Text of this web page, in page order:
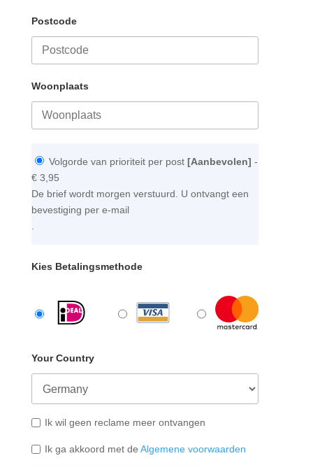
Postcode
Woonplaats
Volgorde van prioriteit per post [Aanbevolen] -
€ 3,95
De brief wordt morgen verstuurd. U ontvangt een
bevestiging per e-mail
.
Kies Betalingsmethode
Your Country
Ik wil geen reclame meer ontvangen
Ik ga akkoord met de Algemene voorwaarden